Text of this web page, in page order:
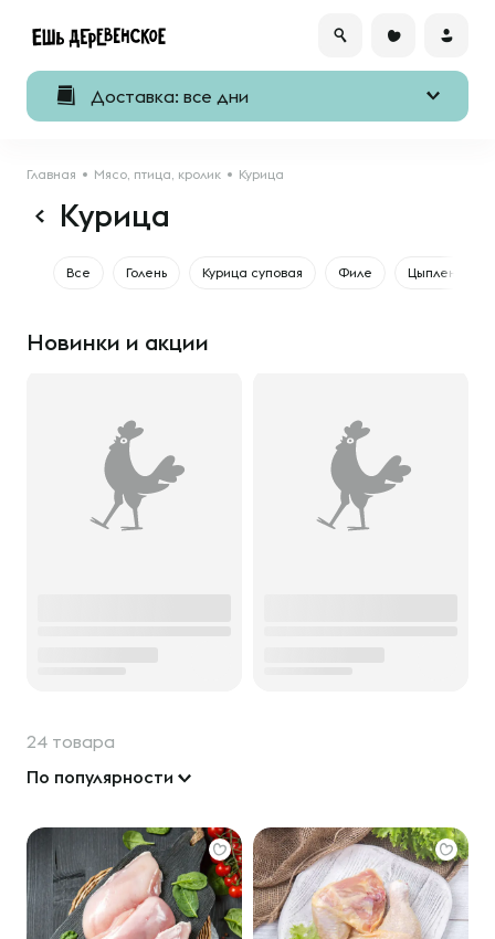
Доставка: все дни
Главная Мясо, птица, кролик Курица
Курица
Все Голень Курица суповая Филе Цыпленок
Новинки и акции
24 товара
По популярности